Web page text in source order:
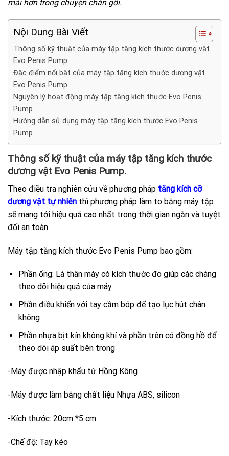
mái hơn trong chuyện chăn gối.
Nội Dung Bài Viết
Thông số kỹ thuật của máy tập tăng kích thước dương vật
Evo Penis Pump.
Đặc điểm nổi bật của máy tập tăng kích thước dương vật
Evo Penis Pump
Nguyên lý hoạt động máy tập tăng kích thước Evo Penis
Pump
Hướng dẫn sử dụng máy tập tăng kích thước Evo Penis
Pump
Thông số kỹ thuật của máy tập tăng kích thước
dương vật Evo Penis Pump.
Theo điều tra nghiên cứu về phương pháp tăng kích cỡ
dương vật tự nhiên thì phương pháp làm to bằng máy tập
sẽ mang tới hiệu quả cao nhất trong thời gian ngắn và tuyệt
đối an toàn.
Máy tập tăng kích thước Evo Penis Pump bao gồm:
Phần ống: Là thân máy có kích thước đo giúp các chàng
theo dõi hiệu quả của máy
Phần điều khiển với tay cầm bóp để tạo lục hút chân
không
Phần nhựa bịt kín không khí và phần trên có đồng hồ để
theo dõi áp suất bên trong
-Máy được nhập khẩu từ Hồng Kông
-Máy được làm bằng chất liệu Nhựa ABS, silicon
-Kích thước: 20cm *5 cm
-Chế độ: Tay kéo